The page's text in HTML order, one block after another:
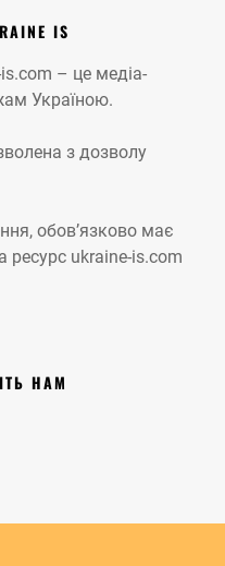
IS
– це медіа-
Україною.
з дозволу
обов’язково має
ресурс ukraine-is.com
НАМ